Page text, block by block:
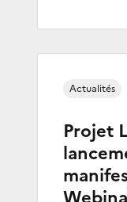
Projet
Actualités